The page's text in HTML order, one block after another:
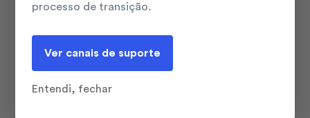
processo de transição.
Ver canais de suporte
Entendi, fechar
+Simples
+Rápido
+Barato